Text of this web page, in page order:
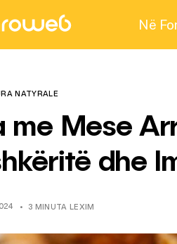
Në
NATYRALE
me Mese
dhe
3 MINUTA LEXIM